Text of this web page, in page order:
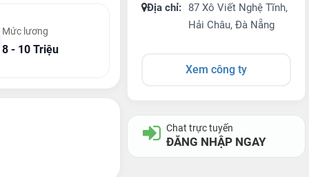
Mức lương
8 - 10 Triệu
Địa chỉ:
87 Xô Viết Nghệ Tĩnh,
Hải Châu, Đà Nẵng
Xem công ty
Chat trực tuyến
ĐĂNG NHẬP NGAY